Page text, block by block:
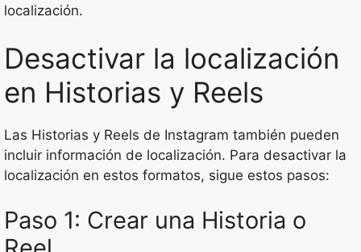
localización.
Desactivar la localización
en Historias y Reels
Las Historias y Reels de Instagram también pueden
incluir información de localización. Para desactivar la
localización en estos formatos, sigue estos pasos:
Paso 1: Crear una Historia o